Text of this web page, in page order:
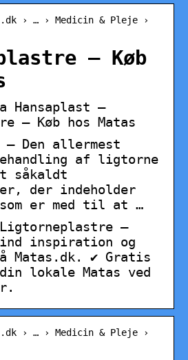
› … › Medicin & Pleje ›
– Køb
Hansaplast –
– Køb hos Matas
Den allermest
af ligtorne
såkaldt
der indeholder
er med til at …
–
inspiration og
Matas.dk. ✔ Gratis
lokale Matas ved
› … › Medicin & Pleje ›